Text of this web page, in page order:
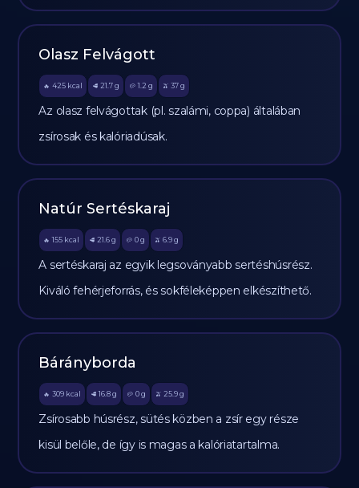
Olasz Felvágott
🔥 425 kcal 🥩 21.7 g 🥔 1.2 g 🫒 37 g
Az olasz felvágottak (pl. szalámi, coppa) általában
zsírosak és kalóriadúsak.
Natúr Sertéskaraj
🔥 155 kcal 🥩 21.6 g 🥔 0g 🫒 6.9 g
A sertéskaraj az egyik legsoványabb sertéshúsrész.
Kiváló fehérjeforrás, és sokféleképpen elkészíthető.
Bárányborda
🔥 309 kcal 🥩 16.8 g 🥔 0g 🫒 25.9 g
Zsírosabb húsrész, sütés közben a zsír egy része
kisül belőle, de így is magas a kalóriatartalma.